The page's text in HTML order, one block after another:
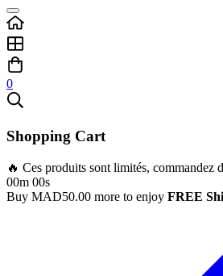
0
Shopping Cart
🔥 Ces produits sont limités, commandez
00m 00s
Buy MAD50.00 more to enjoy FREE